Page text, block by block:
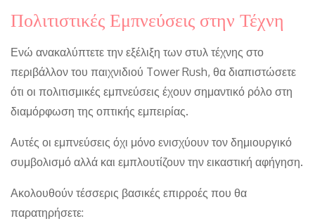
Πολιτιστικές Εμπνεύσεις στην Τέχνη
Ενώ ανακαλύπτετε την εξέλιξη των στυλ τέχνης στο
περιβάλλον του παιχνιδιού Tower Rush, θα διαπιστώσετε
ότι οι πολιτισμικές εμπνεύσεις έχουν σημαντικό ρόλο στη
διαμόρφωση της οπτικής εμπειρίας.
Αυτές οι εμπνεύσεις όχι μόνο ενισχύουν τον δημιουργικό
συμβολισμό αλλά και εμπλουτίζουν την εικαστική αφήγηση.
Ακολουθούν τέσσερις βασικές επιρροές που θα
παρατηρήσετε: